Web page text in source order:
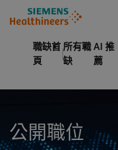
職缺首
頁
所有職
缺
AI 推
薦
公開職位